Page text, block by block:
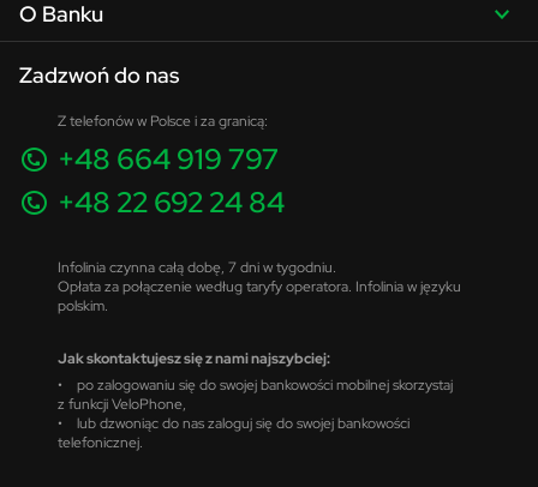
O Banku
Zadzwoń do nas
Z telefonów w Polsce i za granicą:
+48 664 919 797
+48 22 692 24 84
Infolinia czynna całą dobę, 7 dni w tygodniu.
Opłata za połączenie według taryfy operatora. Infolinia w języku
polskim.
Jak skontaktujesz się z nami najszybciej:
• po zalogowaniu się do swojej bankowości mobilnej skorzystaj
z funkcji VeloPhone,
• lub dzwoniąc do nas zaloguj się do swojej bankowości
telefonicznej.